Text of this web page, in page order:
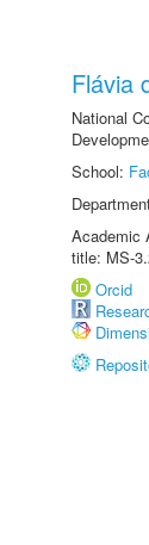
Flávia
National
School:
Academic
title: MS-
Orcid